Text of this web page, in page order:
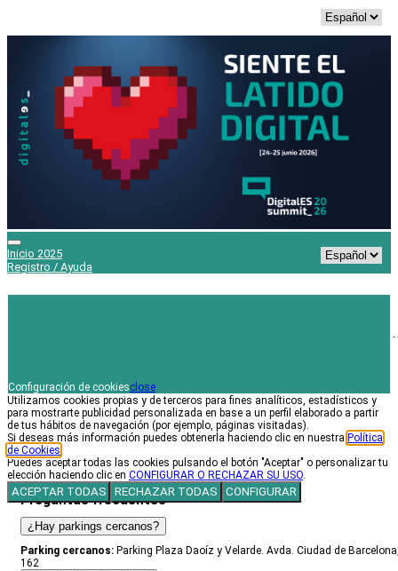
Inicio 2025
Registro / Ayuda
607 76 42 19
registro@digitales.es
Preguntas frecuentes
¿Hay parkings cercanos?
Parking cercanos: Parking Plaza Daoíz y Velarde. Avda. Ciudad de
162
Configuración de cookiesclose
Utilizamos cookies propias y de terceros para fines analíticos, estadísticos y
para mostrarte publicidad personalizada en base a un perfil elaborado a partir
de tus hábitos de navegación (por ejemplo, páginas visitadas).
Si deseas más información puedes obtenerla haciendo clic en nuestra Política
de Cookies
Puedes aceptar todas las cookies pulsando el botón "Aceptar" o personalizar tu
elección haciendo clic en CONFIGURAR O RECHAZAR SU USO
ACEPTAR TODAS RECHAZAR TODAS CONFIGURAR